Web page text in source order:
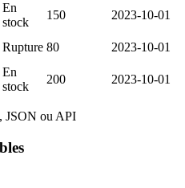
En
stock
150 2023-10-01
Rupture 80 2023-10-01
En
stock
200 2023-10-01
JSON ou API